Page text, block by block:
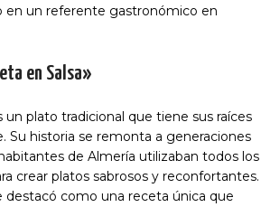
en un referente gastronómico en
en Salsa»
un plato tradicional que tiene sus raíces
Su historia se remonta a generaciones
de Almería utilizaban todos los
crear platos sabrosos y reconfortantes.
destacó como una receta única que